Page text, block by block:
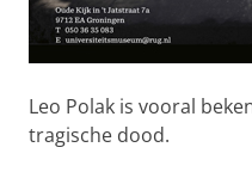
Leo Polak is vooral
tragische dood.